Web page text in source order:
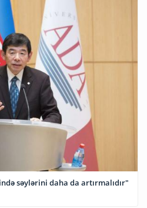
səylərini daha da artırmalıdır"